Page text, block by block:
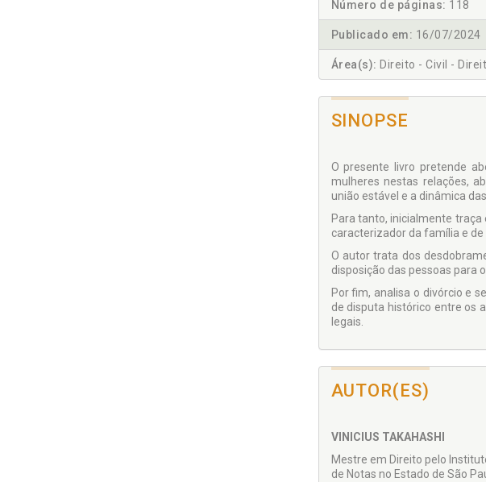
Número de páginas: 118
Publicado em: 16/07/2024
Área(s): Direito - Civil -
SINOPSE
O presente livro pretende
mulheres nestas relações,
união estável e a dinâmica
Para tanto, inicialmente
caracterizador da família e
O autor trata dos
disposição das pessoas para
Por fim, analisa o divórcio e
de disputa histórico entre os
legais.
AUTOR(ES)
VINICIUS TAKAHASHI
Mestre em Direito pelo
de Notas no Estado de São